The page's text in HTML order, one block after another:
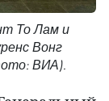
То Лам и
Вонг
ВИА).